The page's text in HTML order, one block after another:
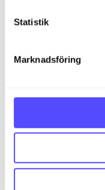
Statistik
Marknadsföring
granska de
och minskar risken